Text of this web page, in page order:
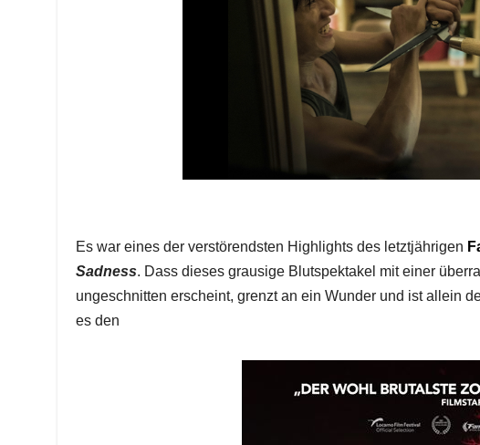
Es war eines der verstörendsten Highlights des letztjährigen
Sadness. Dass dieses grausige Blutspektakel mit einer
ungeschnitten erscheint, grenzt an ein Wunder und ist allein
es den